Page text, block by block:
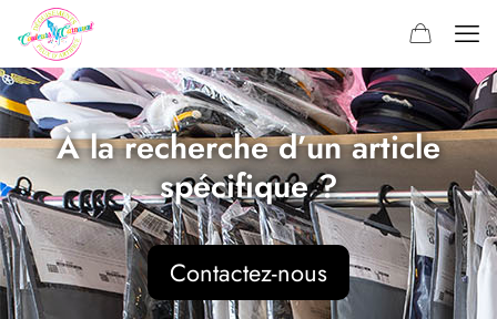
À la recherche d’un article
spécifique ?
Contactez-nous